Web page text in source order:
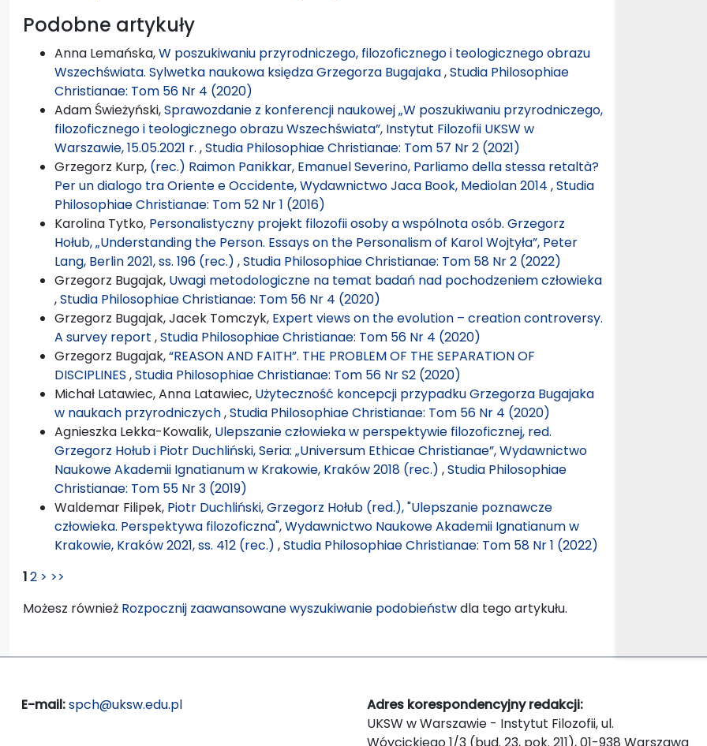
Podobne artykuły
Anna Lemańska,W poszukiwaniu przyrodniczego, filozoficznego i teologicznego obrazu
Wszechświata. Sylwetka naukowa księdza Grzegorza Bugajaka,Studia Philosophiae
Christianae: Tom 56 Nr 4 (2020)
Adam Świeżyński,Sprawozdanie z konferencji naukowej „W poszukiwaniu przyrodniczego,
filozoficznego i teologicznego obrazu Wszechświata”, Instytut Filozofii UKSW w
Warszawie, 15.05.2021 r. ,Studia Philosophiae Christianae: Tom 57 Nr 2 (2021)
Grzegorz Kurp, (rec.) Raimon Panikkar, Emanuel Severino, Parliamo della stessa retaltà?
Per un dialogo tra Oriente e Occidente, Wydawnictwo Jaca Book, Mediolan 2014 ,Studia
Philosophiae Christianae: Tom 52 Nr 1 (2016)
Karolina Tytko, Personalistyczny projekt filozofii osoby a wspólnota osób. Grzegorz
Hołub, „Understanding the Person. Essays on the Personalism of Karol Wojtyła”, Peter
Lang, Berlin 2021, ss. 196 (rec.) ,Studia Philosophiae Christianae: Tom 58 Nr 2 (2022)
Grzegorz Bugajak, Uwagi metodologiczne na temat badań nad pochodzeniem człowieka
,Studia Philosophiae Christianae: Tom 56 Nr 4 (2020)
Grzegorz Bugajak, Jacek Tomczyk, Expert views on the evolution – creation controversy.
A survey report ,Studia Philosophiae Christianae: Tom 56 Nr 4 (2020)
Grzegorz Bugajak,“REASON AND FAITH”. THE PROBLEM OF THE SEPARATION OF
DISCIPLINES ,Studia Philosophiae Christianae: Tom 56 Nr S2 (2020)
Michał Latawiec, Anna Latawiec, Użyteczność koncepcji przypadku Grzegorza Bugajaka
w naukach przyrodniczych,Studia Philosophiae Christianae: Tom 56 Nr 4 (2020)
Agnieszka Lekka-Kowalik, Ulepszanie człowieka w perspektywie filozoficznej, red.
Grzegorz Hołub i Piotr Duchliński, Seria: „Universum Ethicae Christianae”, Wydawnictwo
Naukowe Akademii Ignatianum w Krakowie, Kraków 2018 (rec.) ,Studia Philosophiae
Christianae: Tom 55 Nr 3 (2019)
Waldemar Filipek, Piotr Duchliński, Grzegorz Hołub (red.), "Ulepszanie poznawcze
człowieka. Perspektywa filozoficzna", Wydawnictwo Naukowe Akademii Ignatianum w
Krakowie, Kraków 2021, ss. 412 (rec.) ,Studia Philosophiae Christianae: Tom 58 Nr 1 (2022)
12 > >>
Możesz również Rozpocznij zaawansowane wyszukiwanie podobieństwdla tego artykułu.
E-mail:spch@uksw.edu.pl
Adres korespondencyjny redakcji:
UKSW w Warszawie - Instytut Filozofii, ul.